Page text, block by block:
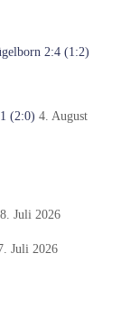
2:4 (1:2)
(2:0) 4. August
Juli 2026
Juli 2026